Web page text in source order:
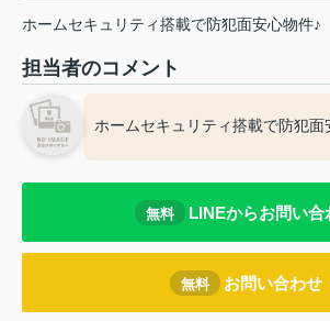
ホームセキュリティ搭載で防犯面安心物件♪
担当者のコメント
ホームセキュリティ搭載で防犯面
無料 LINEからお問い合
無料 お問い合わせ